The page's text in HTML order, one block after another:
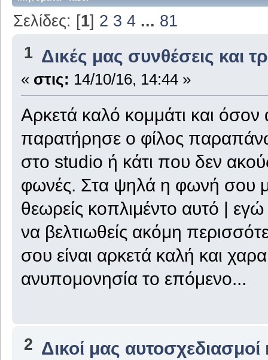
Σελίδες: [1] 2 3 4 ... 81
1 Δικές μας συνθέσεις και
« στις: 14/10/16, 14:44 »
Αρκετά καλό κομμάτι και
παρατήρησε ο φίλος
στο studio ή κάτι που δεν
φωνές. Στα ψηλά η φωνή σου
θεωρείς κοπλιμέντο αυτό |
να βελτιωθείς ακόμη
σου είναι αρκετά καλή και
ανυπομονησία το επόμενο...
2 Δικοί μας αυτοσχεδιασμοί